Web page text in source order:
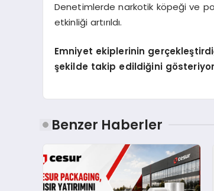
Denetimlerde narkotik köpeği ve
etkinliği artırıldı.
Emniyet ekiplerinin
şekilde takip edildiğini
Benzer Haberler